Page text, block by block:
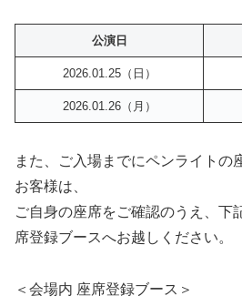
公演日
2026.01.25（日）
2026.01.26（月）
また、ご入場までにペンライトの
お客様は、
ご自身の座席をご確認のうえ、下
席登録ブースへお越しください。
＜会場内 座席登録ブース＞